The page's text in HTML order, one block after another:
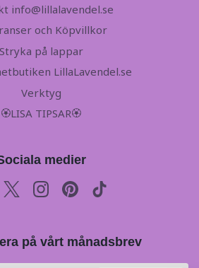
info@lillalavendel.se
och Köpvillkor
Stryka på lappar
LillaLavendel.se
Verktyg
🏵LISA TIPSAR🏵
medier
på vårt månadsbrev